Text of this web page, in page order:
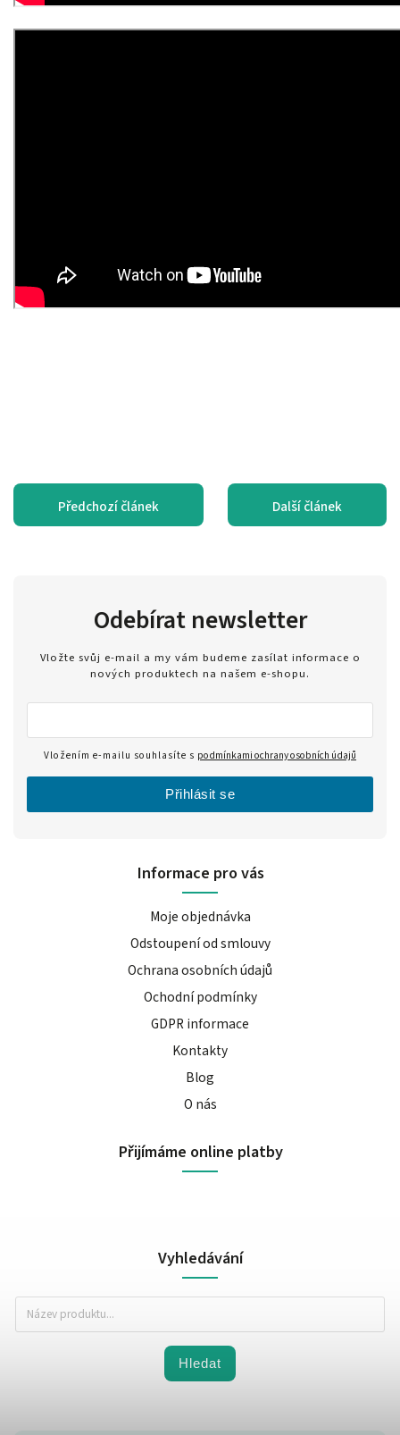
Předchozí článek Další článek
Informace pro vás
Moje objednávka
Odstoupení od smlouvy
Ochrana osobních údajů
Ochodní podmínky
GDPR informace
Kontakty
Blog
O nás
Přijímáme online platby
Vyhledávání
Hledat
Odebírat newsletter
Vložte svůj e-mail a my vám budeme zasílat informace o
nových produktech na našem e-shopu.
Vložením e-mailu souhlasíte s podmínkami ochrany osobních údajů
Přihlásit se